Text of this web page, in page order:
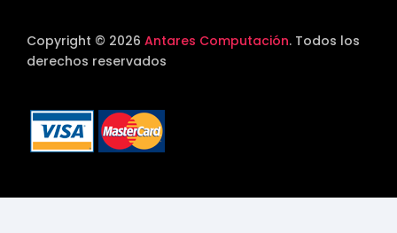
Copyright © 2026 Antares Computación. Todos los
derechos reservados